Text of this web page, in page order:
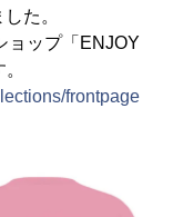
た。
ョップ「ENJOY
frontpage